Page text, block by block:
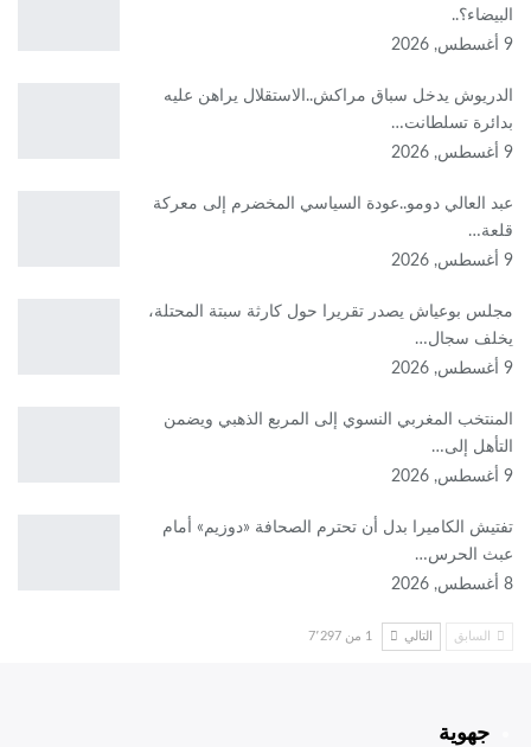
البيضاء؟..
9 أغسطس, 2026
الدريوش يدخل سباق مراكش..الاستقلال يراهن عليه
بدائرة تسلطانت…
9 أغسطس, 2026
عبد العالي دومو..عودة السياسي المخضرم إلى معركة
قلعة…
9 أغسطس, 2026
مجلس بوعياش يصدر تقريرا حول كارثة سبتة المحتلة،
يخلف سجال…
9 أغسطس, 2026
المنتخب المغربي النسوي إلى المربع الذهبي ويضمن
التأهل إلى…
9 أغسطس, 2026
تفتيش الكاميرا بدل أن تحترم الصحافة «دوزيم» أمام
عبث الحرس…
8 أغسطس, 2026
السابق التالي 1 من 7٬297
جهوية